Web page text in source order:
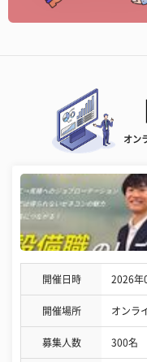
オン
開催日時 2026年
開催場所 オンラ
募集人数 300名